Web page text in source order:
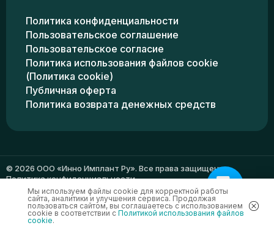
Политика конфиденциальности
Пользовательское соглашение
Пользовательское согласие
Политика использования файлов cookie
(Политика cookie)
Публичная оферта
Политика возврата денежных средств
© 2026 ООО «Инно Имплант Ру». Все права защищены.
Политика конфиденциальности
Мы используем файлы cookie для корректной работы
сайта, аналитики и улучшения сервиса. Продолжая
пользоваться сайтом, вы соглашаетесь с использованием
cookie в соответствии с Политикой использования файлов
cookie.